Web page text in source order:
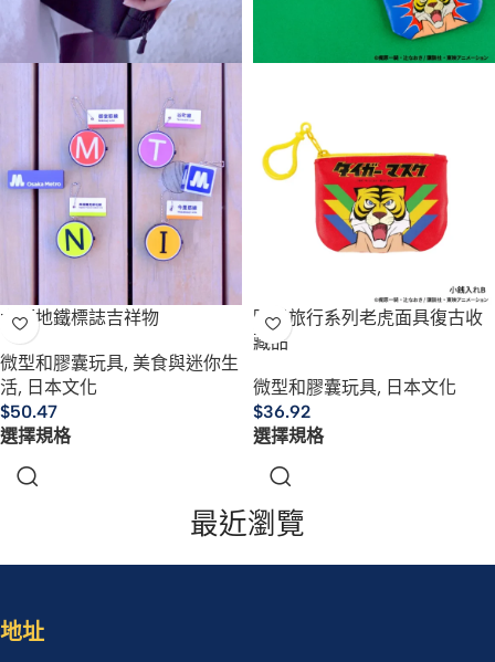
大阪地鐵標誌吉祥物
微型和膠囊玩具, 美食與迷你生
活, 日本文化
$50.47
選擇規格
時光旅行系列老虎面具復古收
藏品
微型和膠囊玩具, 日本文化
$36.92
選擇規格
最近瀏覽
地址